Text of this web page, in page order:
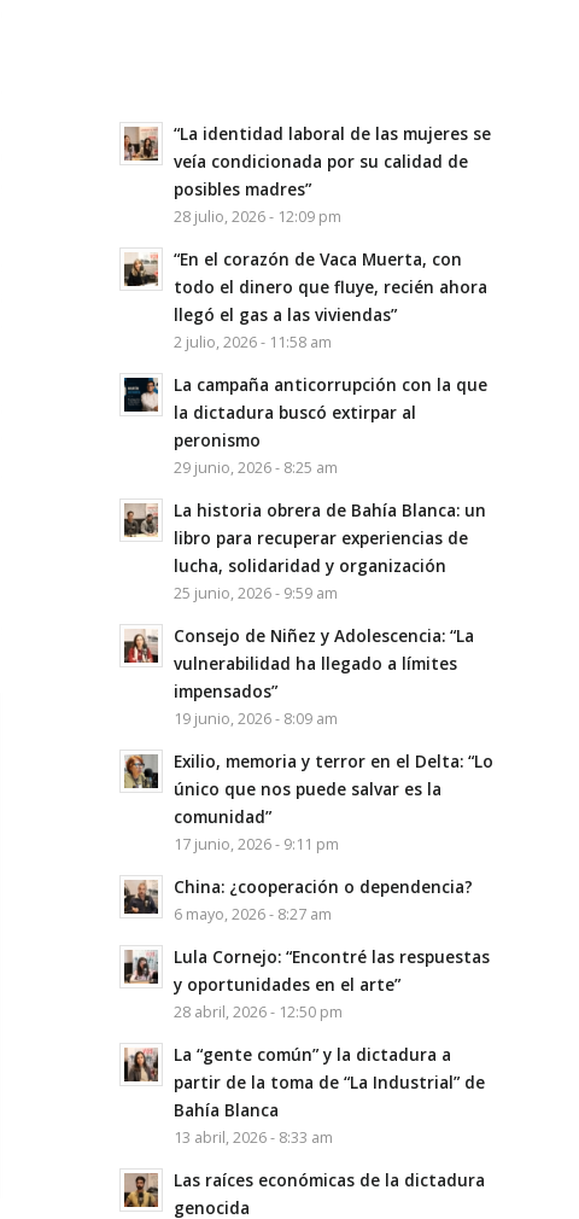
“La identidad laboral de las mujeres se
veía condicionada por su calidad de
posibles madres”
28 julio, 2026 - 12:09 pm
“En el corazón de Vaca Muerta, con
todo el dinero que fluye, recién ahora
llegó el gas a las viviendas”
2 julio, 2026 - 11:58 am
La campaña anticorrupción con la que
la dictadura buscó extirpar al
peronismo
29 junio, 2026 - 8:25 am
La historia obrera de Bahía Blanca: un
libro para recuperar experiencias de
lucha, solidaridad y organización
25 junio, 2026 - 9:59 am
Consejo de Niñez y Adolescencia: “La
vulnerabilidad ha llegado a límites
impensados”
19 junio, 2026 - 8:09 am
Exilio, memoria y terror en el Delta: “Lo
único que nos puede salvar es la
comunidad”
17 junio, 2026 - 9:11 pm
China: ¿cooperación o dependencia?
6 mayo, 2026 - 8:27 am
Lula Cornejo: “Encontré las respuestas
y oportunidades en el arte”
28 abril, 2026 - 12:50 pm
La “gente común” y la dictadura a
partir de la toma de “La Industrial” de
Bahía Blanca
13 abril, 2026 - 8:33 am
Las raíces económicas de la dictadura
genocida